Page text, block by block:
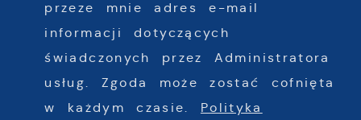
przeze mnie adres e-mail
informacji dotyczących
świadczonych przez Administratora
usług. Zgoda może zostać cofnięta
w każdym czasie. Polityka